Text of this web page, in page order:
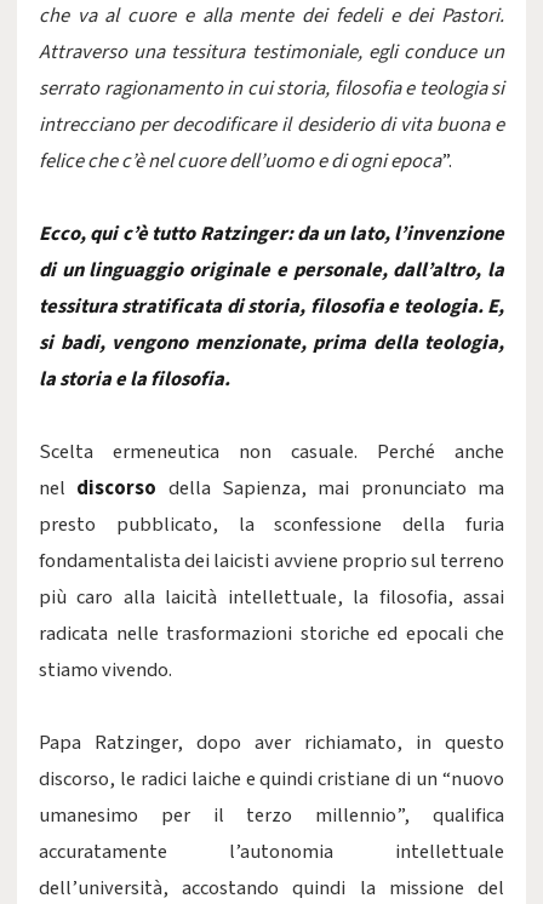
che va al cuore e alla mente dei fedeli e dei Pastori.
Attraverso una tessitura testimoniale, egli conduce un
serrato ragionamento in cui storia, filosofia e teologia si
intrecciano per decodificare il desiderio di vita buona e
felice che c’è nel cuore dell’uomo e di ogni epoca”.
Ecco, qui c’è tutto Ratzinger: da un lato, l’invenzione
di un linguaggio originale e personale, dall’altro, la
tessitura stratificata di storia, filosofia e teologia. E,
si badi, vengono menzionate, prima della teologia,
la storia e la filosofia.
Scelta ermeneutica non casuale. Perché anche
nel discorso della Sapienza, mai pronunciato ma
presto pubblicato, la sconfessione della furia
fondamentalista dei laicisti avviene proprio sul terreno
più caro alla laicità intellettuale, la filosofia, assai
radicata nelle trasformazioni storiche ed epocali che
stiamo vivendo.
Papa Ratzinger, dopo aver richiamato, in questo
discorso, le radici laiche e quindi cristiane di un “nuovo
umanesimo per il terzo millennio”, qualifica
accuratamente l’autonomia intellettuale
dell’università, accostando quindi la missione del